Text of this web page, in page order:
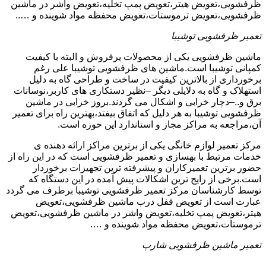
ظرفشویی،تعویض هیتر،تعویض پمپ تخلیه،تعویض واشر در ماشین
ظرفشویی،تعویض ترموستات،تعویض محفظه مواد شوینده و …..
تعمیر ظرفشویی توشیبا
ماشین ظرفشویی یکی از محصولات پرفروش و البته با کیفیت
کمپانی توشیبا است.ماشین های ظرفشویی توشیبا علی رغم
برخورداری از بالاترین کیفیت در ساخت و طراحی گاه به دلیل
استهلاک و گاه به دلایلی دیگر –نظیر دستکاری های کاربر،نوسانات
برق و..–دچار خرابی و اشکال می گردند.بروز خرابی در ماشین
ظرفشویی توشیبا به هر دلیل که اتفاق بیفتد،بهترین راه برای تعمیر
آن،مراجعه به مراکز مجاز و استاندارد این حوزه است.
مرکز تعمیر لوازم خانگی یکی از برترین مراکز ارائه دهنده ی
خدمات مرتبط با بهسازی و تعمیر ظرفشویی است که در این راه از
حضور برترین تعمیرکاران و پیشرفته ترین تجهیزات برخوردار
است.برخی از رایج ترین اشکالات پیش آمده در این دستگاه که
توسط کارشناسان مرکز تعمیر ظرفشویی توشیبا برطرف می گردد
عبارت است از تعویض قفل درب ماشین ظرفشویی،تعویض
هیتر،تعویض پمپ تخلیه،تعویض واشر در ماشین ظرفشویی،تعویض
ترموستات،تعویض محفظه مواد شوینده و ….
تعمیر ماشین ظرفشویی شارپ